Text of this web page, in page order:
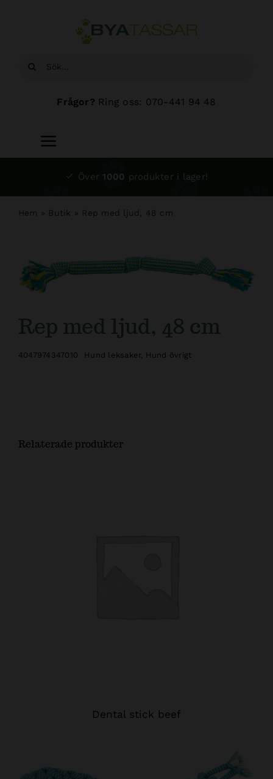
Sök
Frågor? Ring oss: 070-441 94 48
Toggle
Navigation
Om oss
Över 1000 produkter i lager!
Hem » Butik » Rep med ljud, 48 cm
Rep med ljud, 48 cm
4047974347010 Hund leksaker, Hund övrigt
Relaterade produkter
Dental stick beef